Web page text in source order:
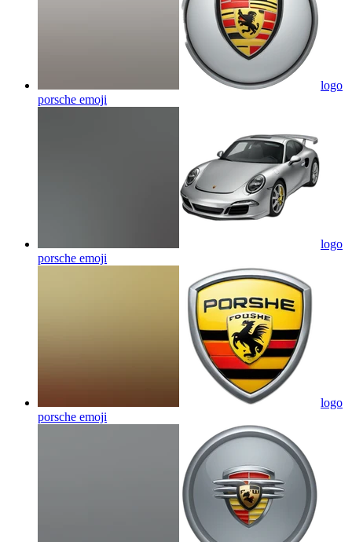
logo
porsche emoji
logo
porsche emoji
logo
porsche emoji